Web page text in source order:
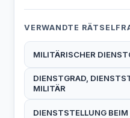
VERWANDTE
MILITÄRISCHER
DIENSTGRAD,
MILITÄR
DIENSTSTELLUNG